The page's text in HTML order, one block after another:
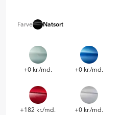
Farve Natsort
+0 kr./md. +0 kr./md.
+182 kr./md. +0 kr./md.